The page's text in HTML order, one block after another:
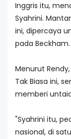
Inggris itu,
Syahrini.
ini, dipercaya
pada Beckham.
Menurut
Tak Biasa ini,
memberi
"Syahrini itu,
nasional, di